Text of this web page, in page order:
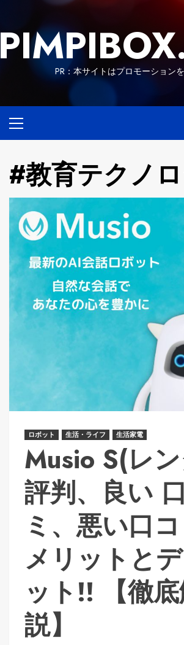
content
PR：本サイトはプロモーション
Menu
#教育テクノ
ロボット 生活・ライフ 生活家電
Musio S(レ
評判、良い
ミ、悪い口コ
メリットと
ット!! 【徹
説】